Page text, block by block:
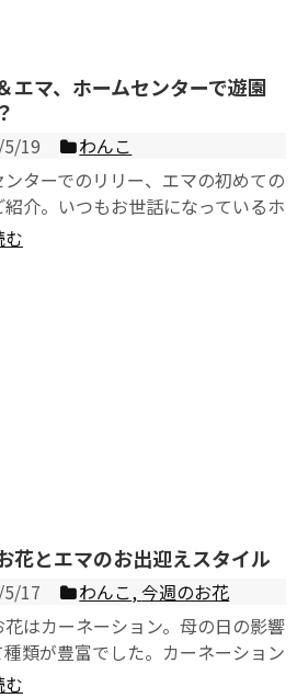
エマ、ホームセンターで遊園
19
わんこ
ンターでのリリー、エマの初めての
紹介。いつもお世話になっているホ
ーの一部エリアはペット同伴が可
む
花とエマのお出迎えスタイル
17 わんこ,今週のお花
はカーネーション。母の日の影響
種類が豊富でした。カーネーション
ちが良く、色や形のバリエーショ
む